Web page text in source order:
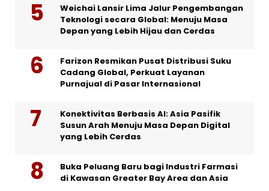
Weichai Lansir Lima Jalur Pengembangan
Teknologi secara Global: Menuju Masa
Depan yang Lebih Hijau dan Cerdas
Farizon Resmikan Pusat Distribusi Suku
Cadang Global, Perkuat Layanan
Purnajual di Pasar Internasional
Konektivitas Berbasis AI: Asia Pasifik
Susun Arah Menuju Masa Depan Digital
yang Lebih Cerdas
Buka Peluang Baru bagi Industri Farmasi
di Kawasan Greater Bay Area dan Asia